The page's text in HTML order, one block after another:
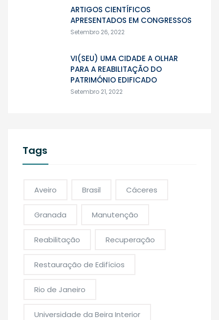
ARTIGOS CIENTÍFICOS
APRESENTADOS EM CONGRESSOS
Setembro 26, 2022
VI(SEU) UMA CIDADE A OLHAR
PARA A REABILITAÇÃO DO
PATRIMÓNIO EDIFICADO
Setembro 21, 2022
Tags
Aveiro Brasil Cáceres
Granada Manutenção
Reabilitação Recuperação
Restauração de Edifícios
Rio de Janeiro
Universidade da Beira Interior